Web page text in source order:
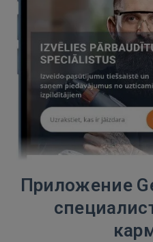
Приложение